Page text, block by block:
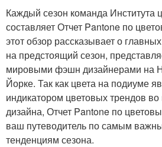
Каждый сезон команда Института
составляет Отчет Pantone по
этот обзор рассказывает о
на предстоящий сезон,
мировыми фэшн дизайнерами на
Йорке. Так как цвета на подиуме
индикатором цветовых трендов во
дизайна, Отчет Pantone по
ваш путеводитель по самым
тенденциям сезона.